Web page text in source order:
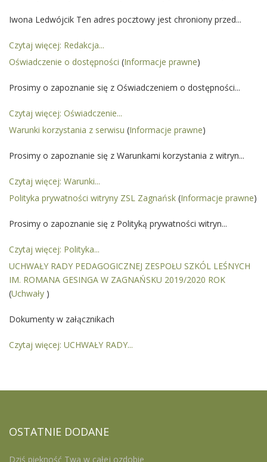
Iwona Ledwójcik Ten adres pocztowy jest chroniony przed...
Czytaj więcej: Redakcja...
Oświadczenie o dostępności (Informacje prawne)
Prosimy o zapoznanie się z Oświadczeniem o dostępności...
Czytaj więcej: Oświadczenie...
Warunki korzystania z serwisu (Informacje prawne)
Prosimy o zapoznanie się z Warunkami korzystania z witryn...
Czytaj więcej: Warunki...
Polityka prywatności witryny ZSL Zagnańsk (Informacje prawne)
Prosimy o zapoznanie się z Polityką prywatności witryn...
Czytaj więcej: Polityka...
UCHWAŁY RADY PEDAGOGICZNEJ ZESPOŁU SZKÓL LEŚNYCH
IM. ROMANA GESINGA W ZAGNAŃSKU 2019/2020 ROK
(Uchwały )
Dokumenty w załącznikach
Czytaj więcej: UCHWAŁY RADY...
OSTATNIE DODANE
Dziś piękność Twa w całej ozdobie